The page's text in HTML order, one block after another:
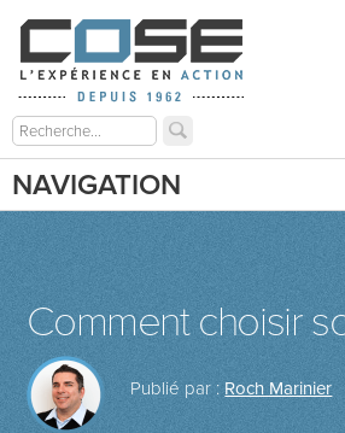
NAVIGATION
Comment choisir
Publié par :Roch Marinier